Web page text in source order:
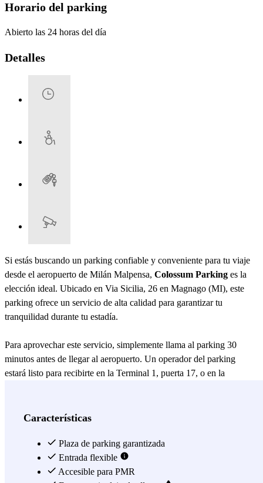
Horario del parking
Abierto las 24 horas del día
Detalles
Si estás buscando un parking confiable y conveniente para tu viaje
desde el aeropuerto de Milán Malpensa, Colossum Parking es la
elección ideal. Ubicado en Via Sicilia, 26 en Magnago (MI), este
parking ofrece un servicio de alta calidad para garantizar tu
tranquilidad durante tu estadía.
Para aprovechar este servicio, simplemente llama al parking 30
minutos antes de llegar al aeropuerto. Un operador del parking
estará listo para recibirte en la Terminal 1, puerta 17, o en la
15 km de distancia, permitiéndote ahorrar tiempo y esfuerzo.
equipaje, llamarás al parking para avisar de tu llegada. Luego, te
dirigirás al punto de encuentro acordado, donde el operador del
parking te devolverá tu auto listo para regresar a casa. Este servicio
Características
Plaza de parking garantizada
Entrada flexible
Accesible para PMR